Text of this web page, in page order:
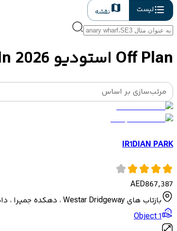
لیست
نقشه
Off Plan استودیو Properties For Sale In Dubai With Completion In 2026
مرتب‌سازی بر اساس
IR1DIAN PARK
AED867,387
بازتاب های Westar Dridgeway ، دهکده جمیرا ، دایره روستای جمیرا ، دبی ، امارات متحده عربی
Object 1